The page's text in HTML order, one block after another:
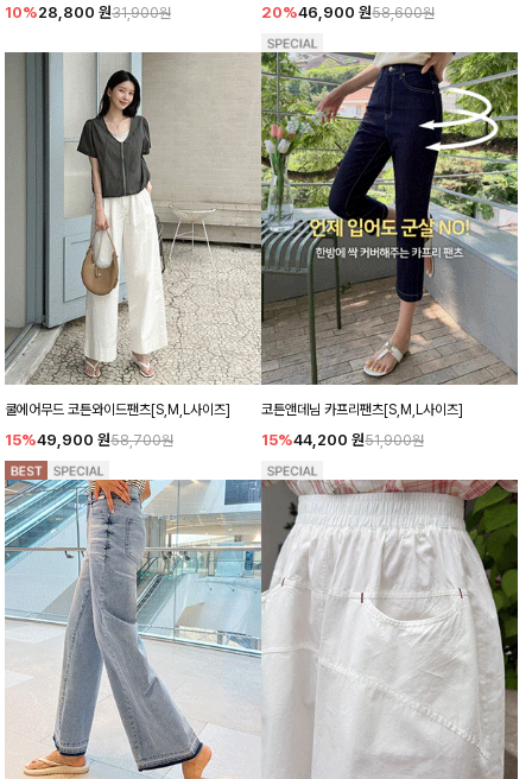
10%28,800 원31,900원 20%46,900 원58,600원
쿨에어무드 코튼와이드팬츠[S,M,L사이즈]
15%49,900 원58,700원
코튼앤데님 카프리팬츠[S,M,L사이즈]
15%44,200 원51,900원